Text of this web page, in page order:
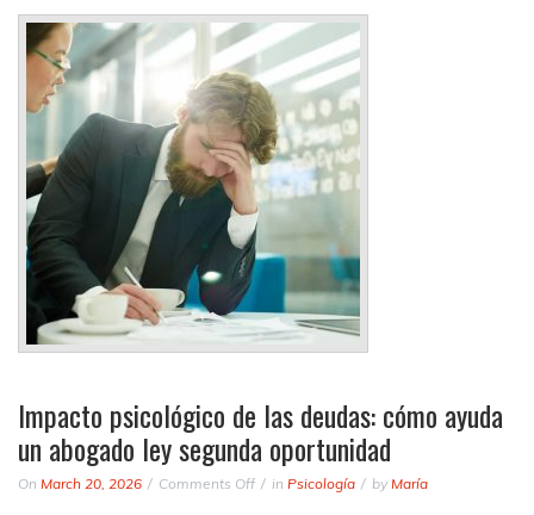
Impacto psicológico de las deudas: cómo ayuda
un abogado ley segunda oportunidad
On March 20, 2026 Comments Offon in Psicología by María